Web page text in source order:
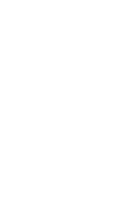
(TOM+eau
constitution